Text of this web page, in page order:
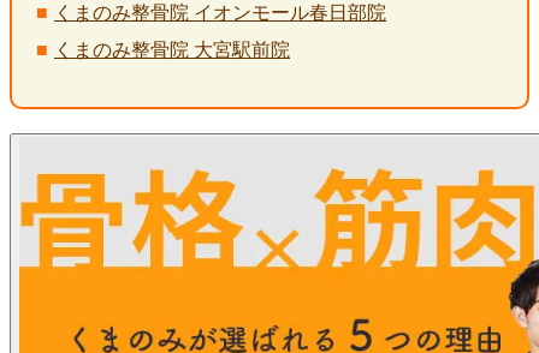
くまのみ整骨院 イオンモール春日部院
くまのみ整骨院 大宮駅前院